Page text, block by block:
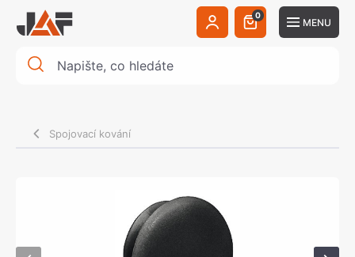
0
MENU
Spojovací kování